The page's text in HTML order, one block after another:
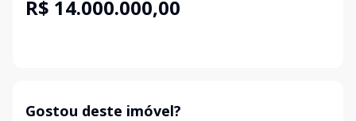
R$ 14.000.000,00
Gostou deste imóvel?